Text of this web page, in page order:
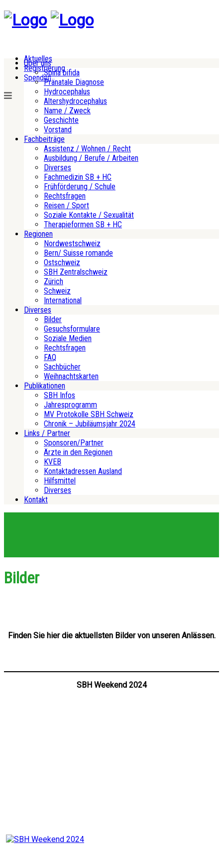
Aktuelles
Registrierung
Spenden
Über uns
Spina bifida
Pränatale Diagnose
Hydrocephalus
Altershydrocephalus
Name / Zweck
Geschichte
Vorstand
Fachbeiträge
Assistenz / Wohnen / Recht
Ausbildung / Berufe / Arbeiten
Diverses
Fachmedizin SB + HC
Frühförderung / Schule
Rechtsfragen
Reisen / Sport
Soziale Kontakte / Sexualität
Therapieformen SB + HC
Regionen
Nordwestschweiz
Bern/ Suisse romande
Ostschweiz
SBH Zentralschweiz
Zürich
Schweiz
International
Diverses
Bilder
Gesuchsformulare
Soziale Medien
Rechtsfragen
FAQ
Sachbücher
Weihnachtskarten
Publikationen
SBH Infos
Jahresprogramm
MV Protokolle SBH Schweiz
Chronik – Jubiläumsjahr 2024
Links / Partner
Sponsoren/Partner
Ärzte in den Regionen
KVEB
Kontaktadressen Ausland
Hilfsmittel
Diverses
Kontakt
Bilder
Finden Sie hier die aktuellsten Bilder von unseren Anlässen.
SBH Weekend 2024